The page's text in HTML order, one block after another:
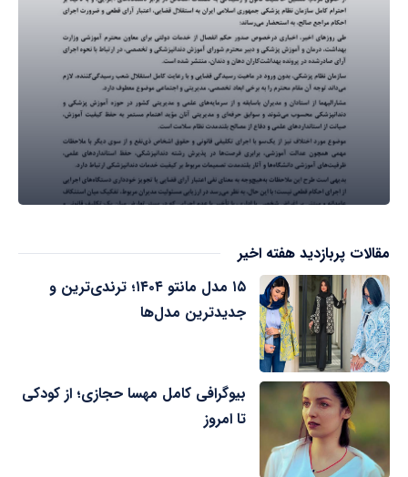
مقالات پربازدید هفته اخیر
۱۵ مدل مانتو ۱۴۰۴؛ ترندی‌ترین و
جدیدترین مدل‌ها
بیوگرافی کامل مهسا حجازی؛ از کودکی
تا امروز